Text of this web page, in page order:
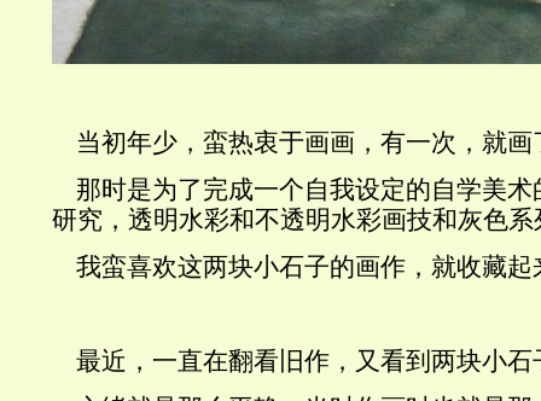
当初年少，蛮热衷于画画，有一次，就画
那时是为了完成一个自我设定的自学美
研究，透明水彩和不透明水彩画技和灰色
我蛮喜欢这两块小石子的画作，就收藏起
最近，一直在翻看旧作，又看到两块小石